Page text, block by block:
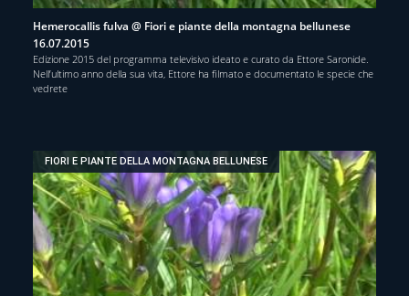
Hemerocallis fulva @ Fiori e piante della montagna bellunese
16.07.2015
Edizione 2015 del programma televisivo ideato e curato da Ettore Saronide.
Nell’ultimo anno della sua vita, Ettore ha filmato e documentato le specie che
vedrete
FIORI E PIANTE DELLA MONTAGNA BELLUNESE